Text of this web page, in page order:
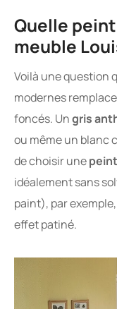
Quelle
meuble
Voilà une question
modernes
foncés. Ungris
ou même un blanc
de choisir une
idéalement sans
paint), par
effet patiné.